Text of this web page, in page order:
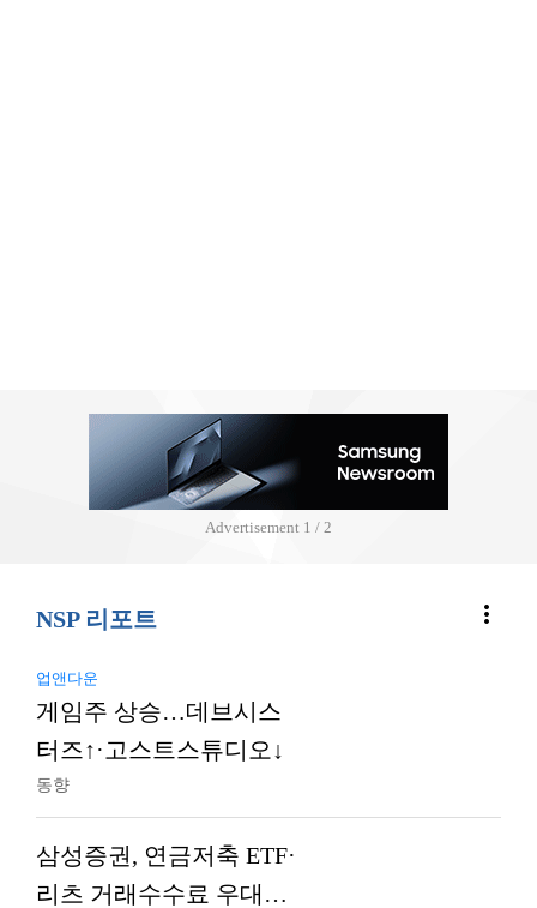
Advertisement 2 / 2
NSP 리포트 more_vert
업앤다운
게임주 상승…데브시스
터즈↑·고스트스튜디오↓
동향
삼성증권, 연금저축 ETF·
리츠 거래수수료 우대…